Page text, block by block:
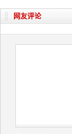
网友评论